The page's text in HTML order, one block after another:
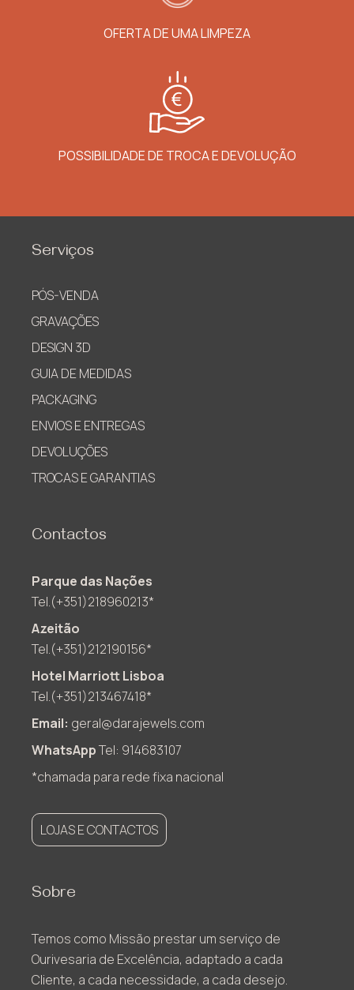
OFERTA DE UMA LIMPEZA
POSSIBILIDADE DE TROCA E DEVOLUÇÃO
Serviços
PÓS-VENDA
GRAVAÇÕES
DESIGN 3D
GUIA DE MEDIDAS
PACKAGING
ENVIOS E ENTREGAS
DEVOLUÇÕES
TROCAS E GARANTIAS
Contactos
Parque das Nações
Tel.(+351)218960213*
Azeitão
Tel.(+351)212190156*
Hotel Marriott Lisboa
Tel.(+351)213467418*
Email: geral@darajewels.com
WhatsAppTel: 914683107
*chamada para rede fixa nacional
LOJAS E CONTACTOS
Sobre
Temos como Missão prestar um serviço de
Ourivesaria de Excelência, adaptado a cada
Cliente, a cada necessidade, a cada desejo.